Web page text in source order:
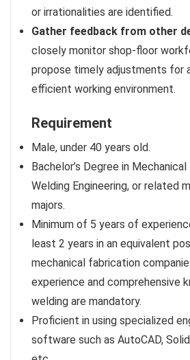
or irrationalities are identified.
Gather feedback from other
closely monitor shop-floor
propose timely adjustments for
efficient working environment.
Requirement
Male, under 40 years old.
Bachelor’s Degree in Mechanical
Welding Engineering, or related
majors.
Minimum of 5 years of
least 2 years in an equivalent
mechanical fabrication
experience and comprehensive
welding are mandatory.
Proficient in using specialized
software such as AutoCAD,